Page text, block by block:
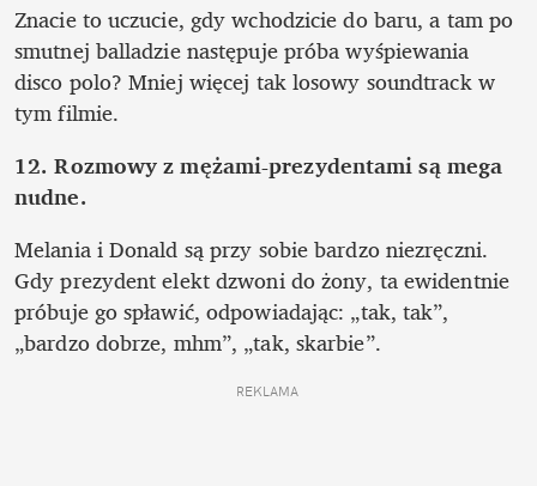
Znacie to uczucie, gdy wchodzicie do baru, a tam po
smutnej balladzie następuje próba wyśpiewania
disco polo? Mniej więcej tak losowy soundtrack w
tym filmie.
12. Rozmowy z mężami-prezydentami są mega
nudne.
Melania i Donald są przy sobie bardzo niezręczni.
Gdy prezydent elekt dzwoni do żony, ta ewidentnie
próbuje go spławić, odpowiadając: „tak, tak”,
„bardzo dobrze, mhm”, „tak, skarbie”.
REKLAMA